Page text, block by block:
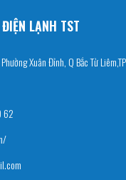
LẠNH TST
Xuân Đỉnh, Q Bắc Từ
62